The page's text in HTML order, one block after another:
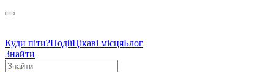
Куди піти?ПодіїЦікаві місцяБлог
Знайти